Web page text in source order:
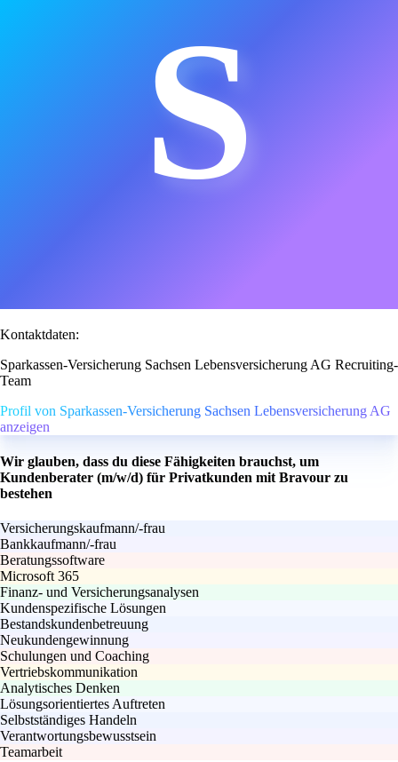
S
Kontaktdaten:
Sparkassen-Versicherung Sachsen Lebensversicherung AG Recruiting-
Team
Profil von Sparkassen-Versicherung Sachsen Lebensversicherung AG
anzeigen
Wir glauben, dass du diese Fähigkeiten brauchst, um
Kundenberater (m/w/d) für Privatkunden mit Bravour zu
bestehen
Versicherungskaufmann/-frau
Bankkaufmann/-frau
Beratungssoftware
Microsoft 365
Finanz- und Versicherungsanalysen
Kundenspezifische Lösungen
Bestandskundenbetreuung
Neukundengewinnung
Schulungen und Coaching
Vertriebskommunikation
Analytisches Denken
Lösungsorientiertes Auftreten
Selbstständiges Handeln
Verantwortungsbewusstsein
Teamarbeit